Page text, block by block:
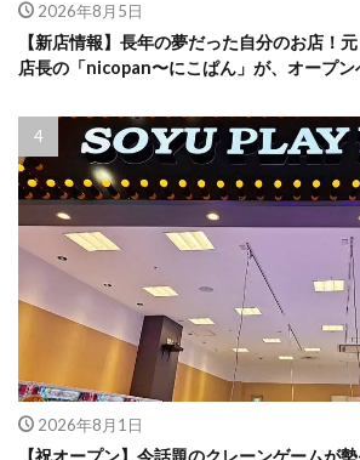
2026年8月5日
【新店情報】長年の夢だった自分のお店！
店長の「nicopan〜にこぱん」が、オープ
2026年8月1日